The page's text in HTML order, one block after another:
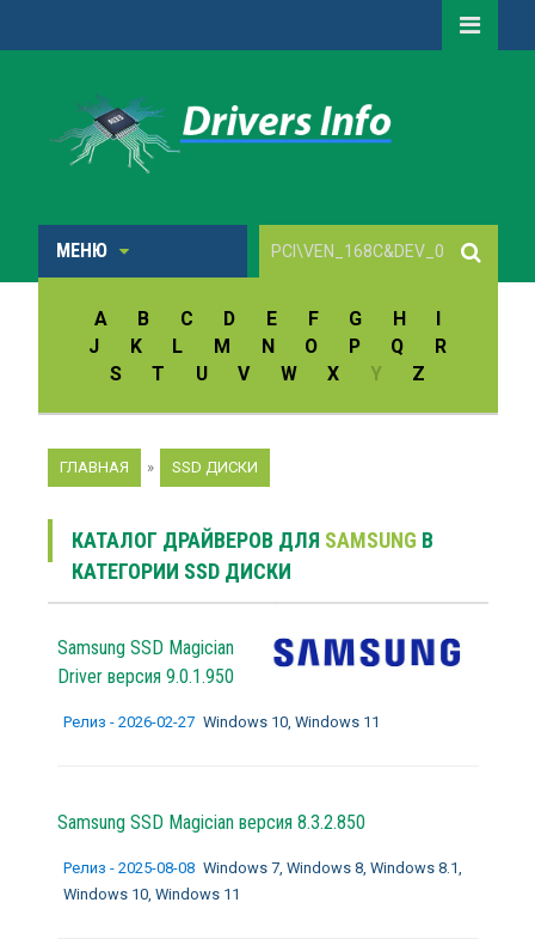
МЕНЮ
A B C D E F G H
I
J
K L M N O P Q
R
S
T U V W X Y Z
ГЛАВНАЯ » SSD ДИСКИ
КАТАЛОГ ДРАЙВЕРОВ ДЛЯ SAMSUNG В
КАТЕГОРИИ SSD ДИСКИ
Samsung SSD Magician
Driver версия 9.0.1.950
Релиз - 2026-02-27 Windows 10, Windows 11
Samsung SSD Magician версия 8.3.2.850
Релиз - 2025-08-08 Windows 7, Windows 8, Windows 8.1,
Windows 10, Windows 11